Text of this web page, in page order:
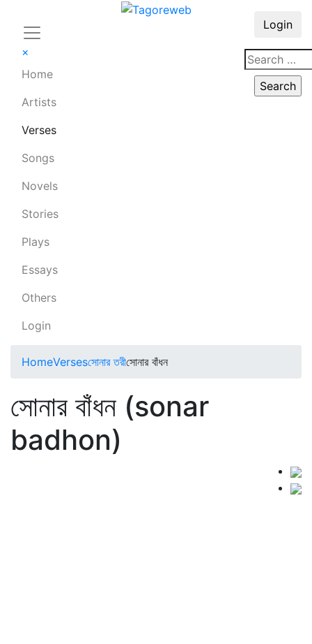
×
Home
Artists
Verses
Songs
Novels
Stories
Plays
Essays
Others
Login
Login
HomeVersesসোনার তরীসোনার বাঁধন
সোনার বাঁধন (sonar
badhon)